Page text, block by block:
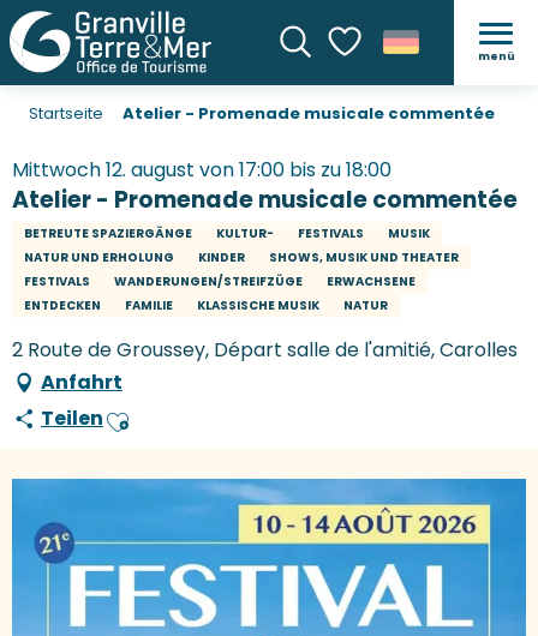
SucheVoir les favoris
menü
Startseite Atelier - Promenade musicale commentée
Mittwoch 12. august von 17:00 bis zu 18:00
Atelier - Promenade musicale commentée
BETREUTE SPAZIERGÄNGE KULTUR- FESTIVALS
MUSIK
NATUR UND ERHOLUNG
KINDER
SHOWS, MUSIK UND THEATER
FESTIVALS
WANDERUNGEN/STREIFZÜGE
ERWACHSENE
ENTDECKEN
FAMILIE KLASSISCHE MUSIK NATUR
2 Route de Groussey, Départ salle de l'amitié, Carolles
Anfahrt
TeilenAjouter aux favoris